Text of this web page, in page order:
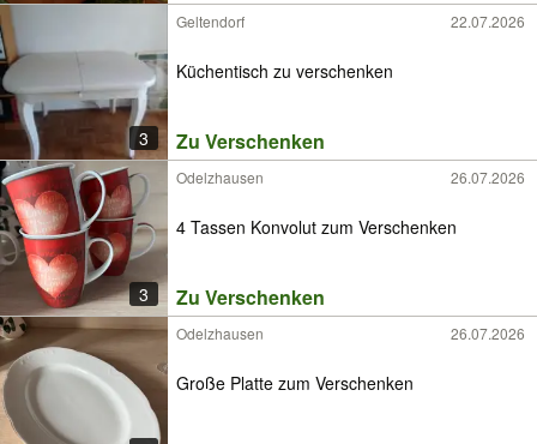
3
Geltendorf 22.07.2026
Küchentisch zu verschenken
Zu Verschenken
3
Odelzhausen 26.07.2026
4 Tassen Konvolut zum Verschenken
Zu Verschenken
Odelzhausen 26.07.2026
Große Platte zum Verschenken